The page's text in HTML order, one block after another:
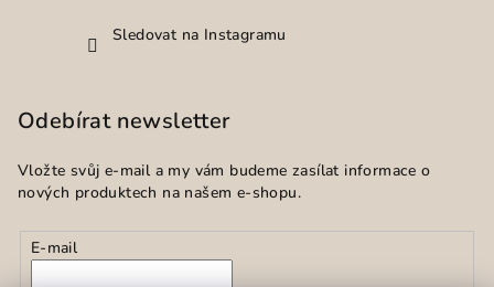
Sledovat na Instagramu
Odebírat newsletter
Vložte svůj e-mail a my vám budeme zasílat informace o
nových produktech na našem e-shopu.
E-mail